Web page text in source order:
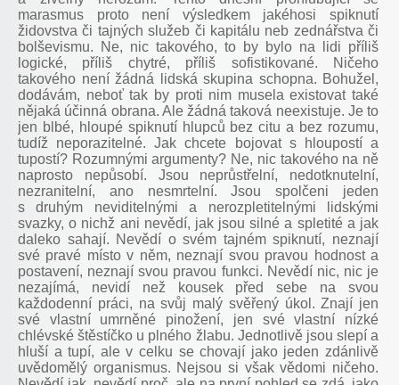
marasmus proto není výsledkem jakéhosi spiknutí
židovstva či tajných služeb či kapitálu neb zednářstva či
bolševismu. Ne, nic takového, to by bylo na lidi příliš
logické, příliš chytré, příliš sofistikované. Ničeho
takového není žádná lidská skupina schopna. Bohužel,
dodávám, neboť tak by proti nim musela existovat také
nějaká účinná obrana. Ale žádná taková neexistuje. Je to
jen blbé, hloupé spiknutí hlupců bez citu a bez rozumu,
tudíž neporazitelné. Jak chcete bojovat s hloupostí a
tupostí? Rozumnými argumenty? Ne, nic takového na ně
naprosto nepůsobí. Jsou neprůstřelní, nedotknutelní,
nezranitelní, ano nesmrtelní. Jsou spolčeni jeden
s druhým neviditelnými a nerozpletitelnými lidskými
svazky, o nichž ani nevědí, jak jsou silné a spletité a jak
daleko sahají. Nevědí o svém tajném spiknutí, neznají
své pravé místo v něm, neznají svou pravou hodnost a
postavení, neznají svou pravou funkci. Nevědí nic, nic je
nezajímá, nevidí než kousek před sebe na svou
každodenní práci, na svůj malý svěřený úkol. Znají jen
své vlastní umrněné pinožení, jen své vlastní nízké
chlévské štěstíčko u plného žlabu. Jednotlivě jsou slepí a
hluší a tupí, ale v celku se chovají jako jeden zdánlivě
uvědomělý organismus. Nejsou si však vědomi ničeho.